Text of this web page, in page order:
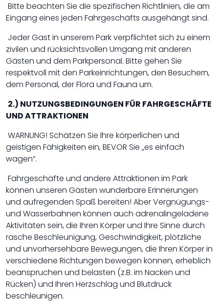
Bitte beachten Sie die spezifischen Richtlinien, die am
Eingang eines jeden Fahrgeschäfts ausgehängt sind.
Jeder Gast in unserem Park verpflichtet sich zu einem
zivilen und rücksichtsvollen Umgang mit anderen
Gästen und dem Parkpersonal. Bitte gehen Sie
respektvoll mit den Parkeinrichtungen, den Besuchern,
dem Personal, der Flora und Fauna um.
2.) NUTZUNGSBEDINGUNGEN FÜR FAHRGESCHÄFTE
UND ATTRAKTIONEN
WARNUNG! Schätzen Sie Ihre körperlichen und
geistigen Fähigkeiten ein, BEVOR Sie „es einfach
wagen“.
Fahrgeschäfte und andere Attraktionen im Park
können unseren Gästen wunderbare Erinnerungen
und aufregenden Spaß bereiten! Aber Vergnügungs-
und Wasserbahnen können auch adrenalingeladene
Aktivitäten sein, die Ihren Körper und Ihre Sinne durch
rasche Beschleunigung, Geschwindigkeit, plötzliche
und unvorhersehbare Bewegungen, die Ihren Körper in
verschiedene Richtungen bewegen können, erheblich
beanspruchen und belasten (z.B. im Nacken und
Rücken) und Ihren Herzschlag und Blutdruck
beschleunigen.